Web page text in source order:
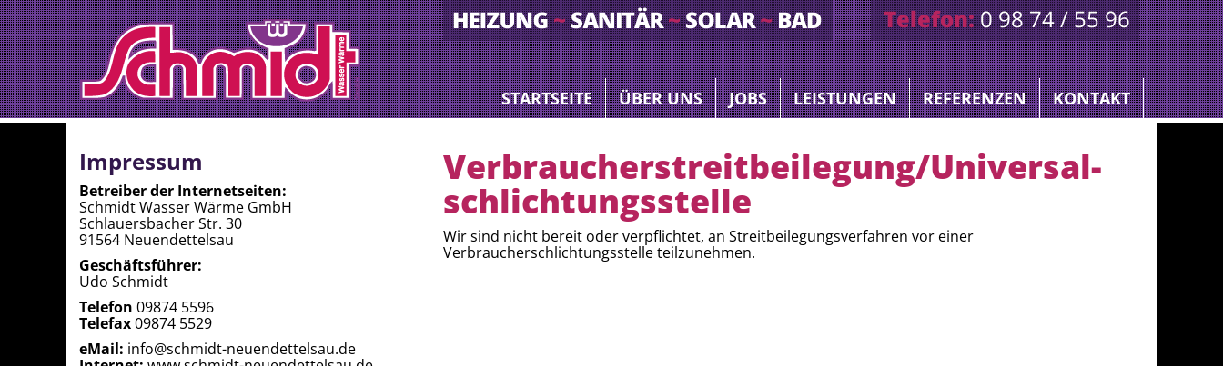
STARTSEITE ÜBER UNS JOBS LEISTUNGEN REFERENZEN KONTAKT
Impressum
Betreiber der Internetseiten:
Schmidt Wasser Wärme GmbH
Schlauersbacher Str. 30
91564 Neuendettelsau
Geschäftsführer:
Udo Schmidt
Telefon 09874 5596
Telefax09874 5529
eMail: info@schmidt-neuendettelsau.de
Verbraucher­streit­beilegung/Universal­
schlichtungs­stelle
Wir sind nicht bereit oder verpflichtet, an Streitbeilegungsverfahren vor einer
Verbraucherschlichtungsstelle teilzunehmen.